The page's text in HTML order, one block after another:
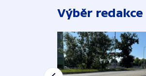
Výběr redakce